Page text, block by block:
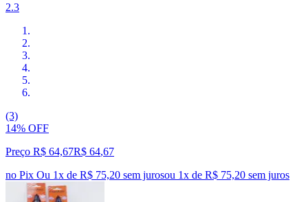
2.3
(3)
14% OFF
Preço R$ 64,67R$ 64,67
no Pix Ou 1x de R$ 75,20 sem jurosou 1x de R$ 75,20 sem juros